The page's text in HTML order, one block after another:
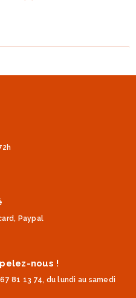
Paypal
nous !
81 13 74, du lundi au samedi